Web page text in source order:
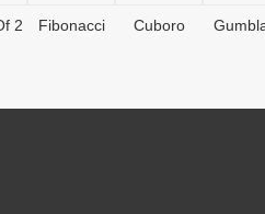
2 Fibonacci Cuboro